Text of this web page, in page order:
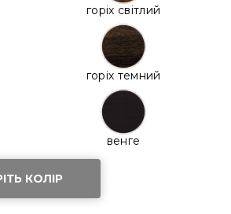
горіх світлий
горіх темний
венге
КОЛІР